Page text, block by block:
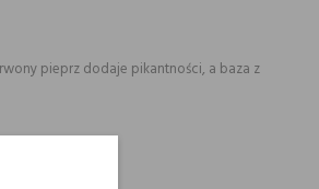
pieprz dodaje pikantności, a baza z